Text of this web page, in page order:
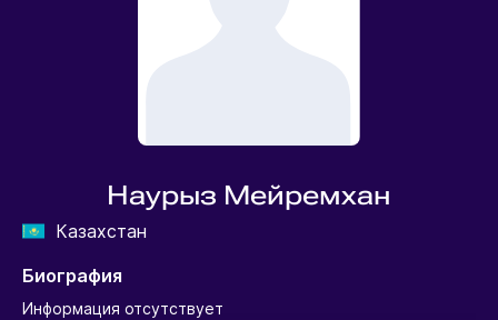
Наурыз Мейремхан
Казахстан
Биография
Информация отсутствует